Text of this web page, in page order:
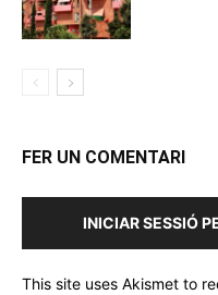
FER UN COMENTARI
INICIAR SESSIÓ
This site uses Akismet to